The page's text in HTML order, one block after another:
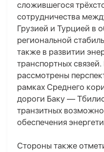
сложившегося
сотрудничества
Грузией и Турцией в
региональной
также в развитии
транспортных
рассмотрены
рамках Среднего
дороги Баку —
транзитных
обеспечения
Стороны также